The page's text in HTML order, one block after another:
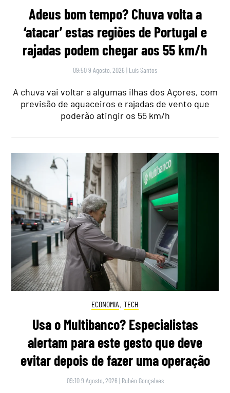
Adeus bom tempo? Chuva volta a
‘atacar’ estas regiões de Portugal e
rajadas podem chegar aos 55 km/h
09:50 9 Agosto, 2026 | Luís Santos
A chuva vai voltar a algumas ilhas dos Açores, com
previsão de aguaceiros e rajadas de vento que
poderão atingir os 55 km/h
ECONOMIA , TECH
Usa o Multibanco? Especialistas
alertam para este gesto que deve
evitar depois de fazer uma operação
09:10 9 Agosto, 2026 | Rubén Gonçalves